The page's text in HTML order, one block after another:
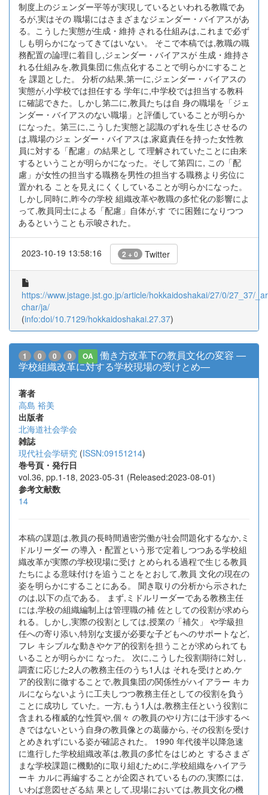
制度上のジェンダー平等が実現しているといわれる教職であ
るが,実はその 職場にはさまざまなジェンダー・バイアスがあ
る。こうした実態が生成・維持 される仕組みは,これまで必ず
しも明らかになってきてはいない。 そこで本稿では,教職の職
務配置の論理に着目し,ジェンダー・バイアスが 生成・維持さ
れる仕組みを,教員集団に焦点化することで明らかにすること
を 課題とした。 分析の結果,第一に,ジェンダー・バイアスの
実態が,小学校では担任する 学年に,中学校では担当する教科
に確認できた。しかし第二に,教員たちは自 身の職場を「ジェ
ンダー・バイアスのない職場」と評価していることが明らか
になった。第三に,こうした実態と認識のずれを生じさせるの
は,職場のジェ ンダー・バイアスは,家庭責任を持った女性教
員に対する「配慮」の結果とし て理解されていたことに由来
するということが明らかになった。そして第四に, この「配
慮」が女性の担当する職務を男性の担当する職務より劣位に
置かれる ことを見えにくくしていることが明らかになった。
しかし同時に,昨今の学校 組織改革や教職の多忙化の影響によ
って,教員同士による「配慮」自体が,す でに困難になりつつ
あるということも示唆された。
2023-10-19 13:58:16 2 + 0 Twitter
https://www.jstage.jst.go.jp/article/hokkaidoshakai/27/0/27_37/
char/ja/
(info:doi/10.7129/hokkaidoshakai.27.37)
1 0 0 0 OA
働き方改革下の教員文化の変容 ―
学校組織改革に対する学校現場の受けとめ―
著者
高島 裕美
出版者
北海道社会学会
雑誌
現代社会学研究 (ISSN:09151214)
巻号頁・発行日
vol.36, pp.1-18, 2023-05-31 (Released:2023-08-01)
参考文献数
14
本稿の課題は,教員の長時間過密労働が社会問題化するなか,ミ
ドルリーダー の導入・配置という形で定着しつつある学校組
織改革が実際の学校現場に受け とめられる過程で生じる教員
たちによる意味付けを追うことをとおして,教員 文化の現在の
姿を明らかにすることにある。 聞き取りの分析から示された
のは,以下の点である。 まず,ミドルリーダーである教務主任
には,学校の組織編制上は管理職の補 佐としての役割が求めら
れる。しかし,実際の役割としては,授業の「補欠」 や学級担
任への寄り添い,特別な支援が必要な子どもへのサポートなど,
フレ キシブルな動きやケア的役割を担うことが求められても
いることが明らかに なった。 次に,こうした役割期待に対し,
調査に応じた2人の教務主任のうち1人は それを受けとめ,ケ
ア的役割に徹することで,教員集団の関係性がハイアラー キカ
ルにならないように工夫しつつ教務主任としての役割を負う
ことに成功し ていた。一方,もう1人は,教務主任という役割に
含まれる権威的な性質や,個々 の教員のやり方には干渉するべ
きではないという自身の教員像との葛藤から, その役割を受け
とめきれずにいる姿が確認された。 1990 年代後半以降急速
に進行した学校組織改革は,教員の多忙をはじめと するさまざ
まな学校課題に機動的に取り組むために,学校組織をハイアラ
ーキ カルに再編することが企図されているものの,実際には,
いわば意図せざる結 果として,現場においては,教員文化の機